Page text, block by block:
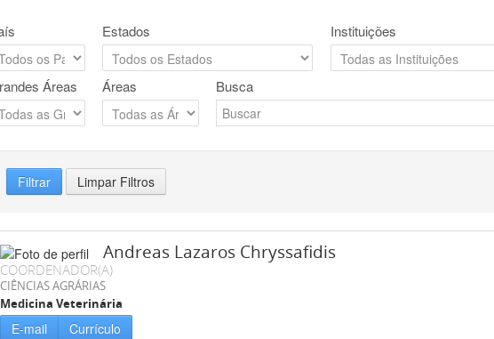
Estados Instituições
Áreas Áreas Busca
Filtrar Limpar Filtros
Andreas Lazaros Chryssafidis
COORDENADOR(A)
CIÊNCIAS AGRÁRIAS
Medicina Veterinária
E-mail Currículo